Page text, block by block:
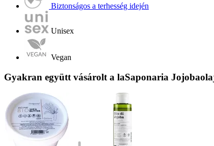
Biztonságos a terhesség idején
Unisex
Vegan
Gyakran együtt vásárolt a laSaponaria